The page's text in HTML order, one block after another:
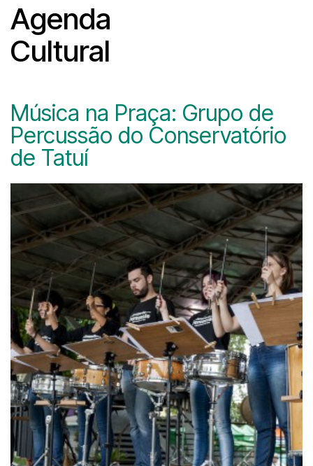
Agenda
Cultural
Música na Praça: Grupo de
Percussão do Conservatório
de Tatuí